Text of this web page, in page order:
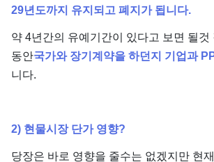
29년도까지 유지되고 폐지가 됩니다.
약 4년간의 유예기간이 있다고 보면 될것
동안국가와 장기계약을 하던지 기업과
니다.
2) 현물시장 단가 영향?
당장은 바로 영향을 줄수는 없겠지만 현